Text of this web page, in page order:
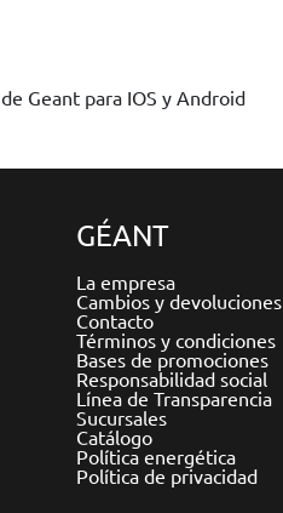
Geant para IOS y Android
GÉANT
La empresa
Cambios y devoluciones
Contacto
Términos y condiciones
Bases de promociones
Responsabilidad social
Línea de Transparencia
Sucursales
Catálogo
Política energética
Política de privacidad